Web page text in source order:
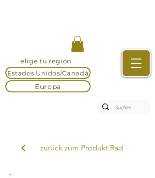
elige tu región
Estados Unidos/Canadá
Europa
zurück zum Produkt Rad